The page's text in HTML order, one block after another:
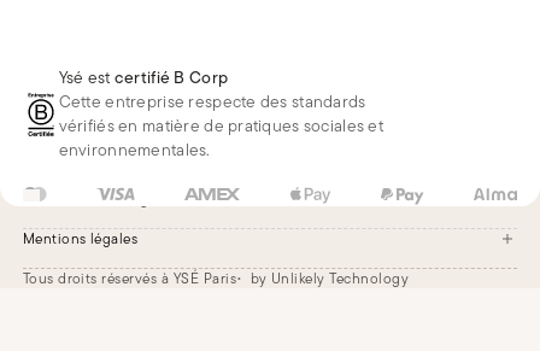
Livraisons & Retours
Foire aux questions
Réduction étudiante
Téléphone
E-mail
Ysé estcertifié B Corp
Cette entreprise respecte des standards
vérifiés en matière de pratiques sociales et
environnementales.
FR €Changer
Mentions légales
Mentions légales
Tous droits réservés à YSÉ Paris by Unlikely Technology